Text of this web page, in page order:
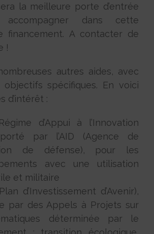
la meilleure porte d’entrée
dans cette
financement. A contacter de
!
autres aides, avec
objectifs spécifiques. En voici
d’intérêt :
d’Appui à l’Innovation
par l’AID (Agence de
de défense), pour les
avec une utilisation
et militaire
d’Investissement d’Avenir),
par des Appels à Projets sur
déterminée par le